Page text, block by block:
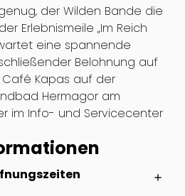
der Wilden Bande die
Erlebnismeile „Im Reich
eine spannende
Belohnung auf
Kapas auf der
Hermagor am
im Info- und Servicecenter
add